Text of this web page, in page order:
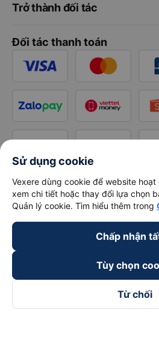
Trở thành đối tác
Đối tác thanh toán
Sử dụng cookie
Vexere dùng cookie để website
xem chi tiết hoặc thay đổi lựa chọn
Quản lý cookie. Tìm hiểu thêm trong
Chấp nhận
Tùy chọn
Từ chối